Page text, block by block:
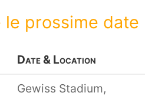
le prossime
Date & Location
Gewiss Stadium,